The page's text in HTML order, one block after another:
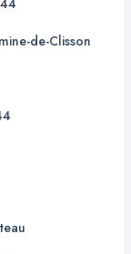
de-Clisson